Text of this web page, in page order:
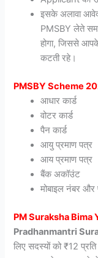
इसके अलावा
PMSBY लेते
होगा, जिससे
कटती रहे।
PMSBY Scheme
आधार कार्ड
वोटर कार्ड
पैन कार्ड
आयु प्रमाण पत्र
आय प्रमाण पत्र
बैंक अकॉउंट
मोबाइल नंबर और
PM Suraksha Bima
Pradhanmantri
लिए सदस्यों को ₹12 प्रति